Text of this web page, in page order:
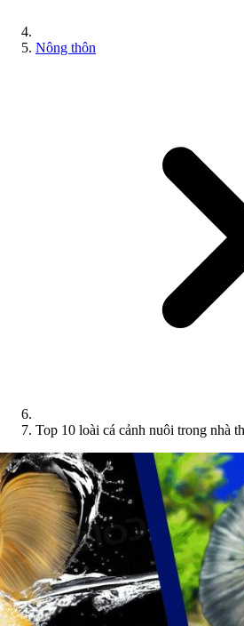
Nông thôn
Top 10 loài cá cảnh nuôi trong nhà